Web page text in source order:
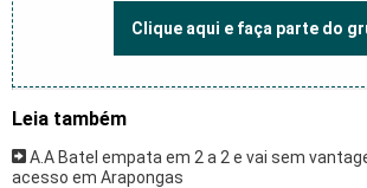
Clique aqui e faça parte do
Leia também
A.A Batel empata em 2 a 2 e vai sem
acesso em Arapongas